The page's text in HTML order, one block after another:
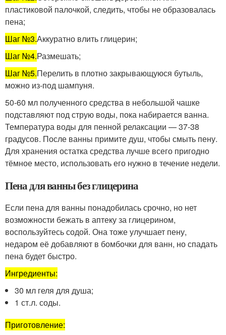
пластиковой палочкой, следить, чтобы не образовалась
пена;
Шаг №3.Аккуратно влить глицерин;
Шаг №4.Размешать;
Шаг №5.Перелить в плотно закрывающуюся бутыль,
можно из-под шампуня.
50-60 мл полученного средства в небольшой чашке
подставляют под струю воды, пока набирается ванна.
Температура воды для пенной релаксации — 37-38
градусов. После ванны примите душ, чтобы смыть пену.
Для хранения остатка средства лучше всего пригодно
тёмное место, использовать его нужно в течение недели.
Пена для ванны без глицерина
Если пена для ванны понадобилась срочно, но нет
возможности бежать в аптеку за глицерином,
воспользуйтесь содой. Она тоже улучшает пену,
недаром её добавляют в бомбочки для ванн, но спадать
пена будет быстро.
Ингредиенты:
30 мл геля для душа;
1 ст.л. соды.
Приготовление: